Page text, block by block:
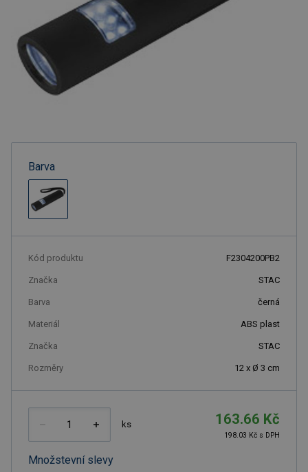
Barva
Kód produktu F2304200PB2
Značka STAC
Barva černá
Materiál ABS plast
Značka STAC
Rozměry 12 x Ø 3 cm
ks 163.66 Kč
198.03 Kč s DPH
Množstevní slevy